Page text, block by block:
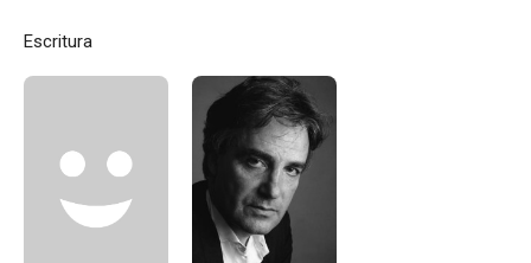
Escritura